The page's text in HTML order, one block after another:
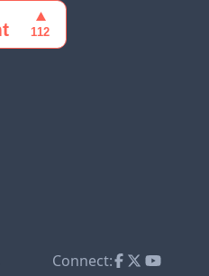
Connect: